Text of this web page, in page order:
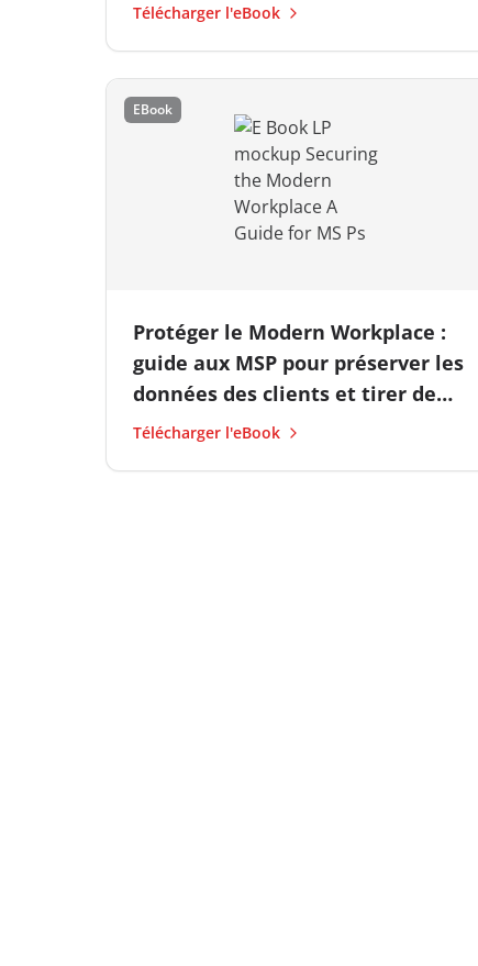
Télécharger l'eBook
EBook
Protéger le Modern Workplace :
guide aux MSP pour préserver les
données des clients et tirer de
nouveaux revenus
Télécharger l'eBook